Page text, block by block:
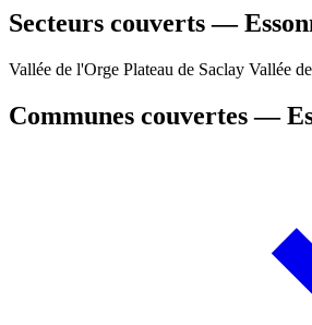
Secteurs couverts —
Vallée de l'Orge Plateau de Saclay Vallée
Communes couvertes —